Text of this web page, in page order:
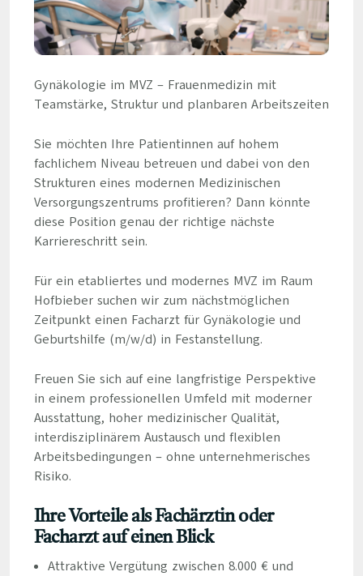
Gynäkologie im MVZ – Frauenmedizin mit
Teamstärke, Struktur und planbaren Arbeitszeiten
Sie möchten Ihre Patientinnen auf hohem
fachlichem Niveau betreuen und dabei von den
Strukturen eines modernen Medizinischen
Versorgungszentrums profitieren? Dann könnte
diese Position genau der richtige nächste
Karriereschritt sein.
Für ein etabliertes und modernes MVZ im Raum
Hofbieber suchen wir zum nächstmöglichen
Zeitpunkt einen Facharzt für Gynäkologie und
Geburtshilfe (m/w/d) in Festanstellung.
Freuen Sie sich auf eine langfristige Perspektive
in einem professionellen Umfeld mit moderner
Ausstattung, hoher medizinischer Qualität,
interdisziplinärem Austausch und flexiblen
Arbeitsbedingungen – ohne unternehmerisches
Risiko.
Ihre Vorteile als Fachärztin oder
Facharzt auf einen Blick
Attraktive Vergütung zwischen 8.000 € und